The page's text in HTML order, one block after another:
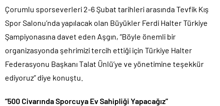
Çorumlu sporseverleri 2-6 Şubat tarihleri arasında Tevfik Kış
Spor Salonu’nda yapılacak olan Büyükler Ferdi Halter Türkiye
Şampiyonasına davet eden Aşgın, “Böyle önemli bir
organizasyonda şehrimizi tercih ettiği için Türkiye Halter
Federasyonu Başkanı Talat Ünlü’ye ve yönetimine teşekkür
ediyoruz” diye konuştu.
“500 Civarında Sporcuya Ev Sahipliği Yapacağız”